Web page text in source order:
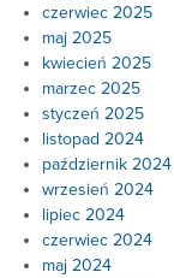
czerwiec 2025
maj 2025
kwiecień 2025
marzec 2025
styczeń 2025
listopad 2024
październik 2024
wrzesień 2024
lipiec 2024
czerwiec 2024
maj 2024